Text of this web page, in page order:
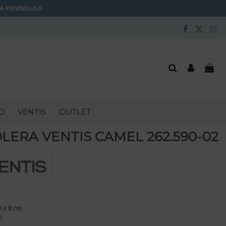
PENÍNSULA
VENTIS OUTLET
VENTIS CAMEL 262.590-02
x 8 cm